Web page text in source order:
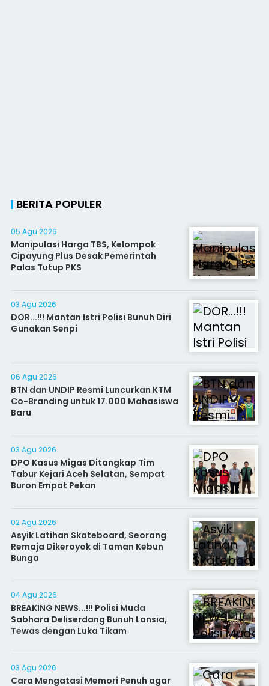
BERITA POPULER
05 Agu 2026
Manipulasi Harga TBS, Kelompok
Cipayung Plus Desak Pemerintah
Palas Tutup PKS
03 Agu 2026
DOR...!!! Mantan Istri Polisi Bunuh Diri
Gunakan Senpi
06 Agu 2026
BTN dan UNDIP Resmi Luncurkan KTM
Co-Branding untuk 17.000 Mahasiswa
Baru
03 Agu 2026
DPO Kasus Migas Ditangkap Tim
Tabur Kejari Aceh Selatan, Sempat
Buron Empat Pekan
02 Agu 2026
Asyik Latihan Skateboard, Seorang
Remaja Dikeroyok di Taman Kebun
Bunga
04 Agu 2026
BREAKING NEWS...!!! Polisi Muda
Sabhara Deliserdang Bunuh Lansia,
Tewas dengan Luka Tikam
03 Agu 2026
Cara Mengatasi Memori Penuh agar